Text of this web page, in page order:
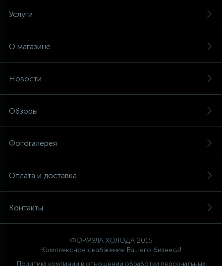
Услуги
О магазине
Новости
Обзоры
Фотогалерея
Оплата и доставка
Контакты
ФОРМУЛА ХОЛОДА 2015
Комплексное снабжение Вашего бизнеса!
Политика компании в отношении обработки персональных